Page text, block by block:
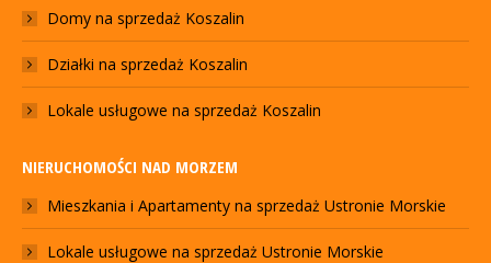
Domy na sprzedaż Koszalin
Działki na sprzedaż Koszalin
Lokale usługowe na sprzedaż Koszalin
NIERUCHOMOŚCI NAD MORZEM
Mieszkania i Apartamenty na sprzedaż Ustronie Morskie
Lokale usługowe na sprzedaż Ustronie Morskie